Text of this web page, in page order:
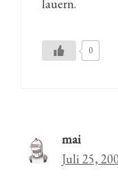
lauern.
0
mai
Juli 25,